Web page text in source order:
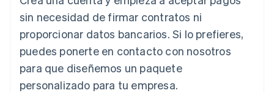
sin necesidad de firmar contratos ni
proporcionar datos bancarios. Si lo prefieres,
puedes ponerte en contacto con nosotros
para que diseñemos un paquete
personalizado para tu empresa.
日本語English
Letonia
English
Liechtenstein
Deutsch English
Lituania